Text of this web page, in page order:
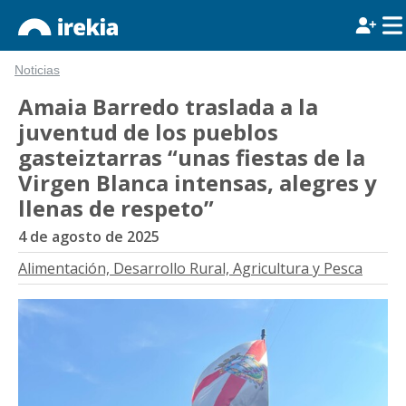
Noticias
Amaia Barredo traslada a la
juventud de los pueblos
gasteiztarras “unas fiestas de la
Virgen Blanca intensas, alegres y
llenas de respeto”
4 de agosto de 2025
Alimentación, Desarrollo Rural, Agricultura y Pesca